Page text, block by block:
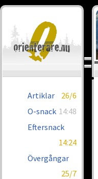
Artiklar
26/6
O-snack 14:48
Eftersnack
14:24
Övergångar
25/7